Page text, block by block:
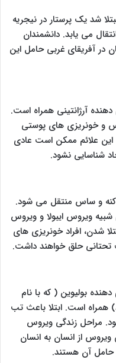
شد یک پرستار در نیجریه
می یابد. دانشمندان
از جوندگان در آفریقای غربی حامل این
آرژانتینی همراه است.
و خونریزی های پوستی
علائم ممکن است عادی
شناسایی نشود.
و ساس منتقل می شود.
ویروس ایبولا و ویروس
شدن، افراد خونریزی های
حلق خواهند داشت.
بولیوین ( که با نام
همراه است. ابتلا باعث تب
مراحل زندگی ویروس
از انسان به انسان
حامل آن هستند.